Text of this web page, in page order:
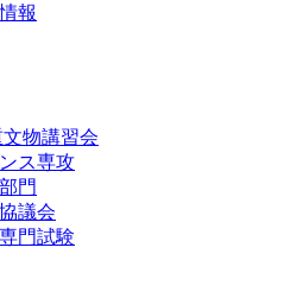
報
物講習会
ス専攻
門
議会
門試験